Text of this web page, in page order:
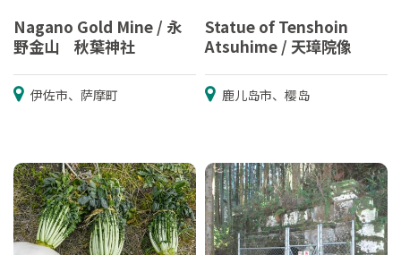
Nagano Gold Mine / 永
野金山 秋葉神社
伊佐市、萨摩町
Statue of Tenshoin
Atsuhime / 天璋院像
鹿儿岛市、樱岛